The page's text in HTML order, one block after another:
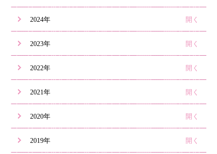
2024年
2023年
2022年
2021年
2020年
2019年